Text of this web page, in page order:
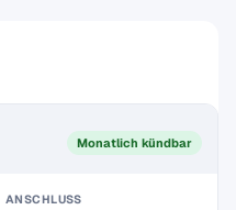
Monatlich kündbar
ANSCHLUSS